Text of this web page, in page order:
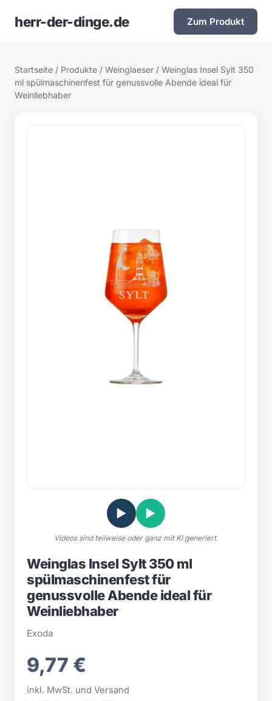
herr-der-dinge.de Zum Produkt
Startseite / Produkte / Weinglaeser / Weinglas Insel Sylt 350
ml spülmaschinenfest für genussvolle Abende ideal für
Weinliebhaber
▶ ▶
Videos sind teilweise oder ganz mit KI generiert.
Weinglas Insel Sylt 350 ml
spülmaschinenfest für
genussvolle Abende ideal für
Weinliebhaber
Exoda
9,77 €
inkl. MwSt. und Versand